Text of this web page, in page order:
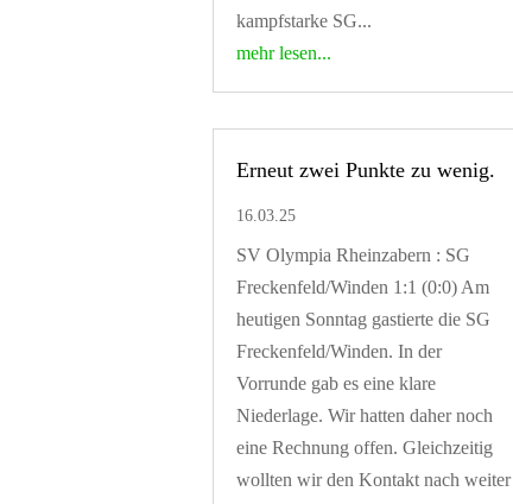
kampfstarke SG...
mehr lesen...
Erneut zwei Punkte zu wenig.
16.03.25
SV Olympia Rheinzabern : SG
Freckenfeld/Winden 1:1 (0:0) Am
heutigen Sonntag gastierte die SG
Freckenfeld/Winden. In der
Vorrunde gab es eine klare
Niederlage. Wir hatten daher noch
eine Rechnung offen. Gleichzeitig
wollten wir den Kontakt nach weiter